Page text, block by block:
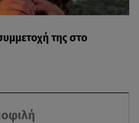
της στο